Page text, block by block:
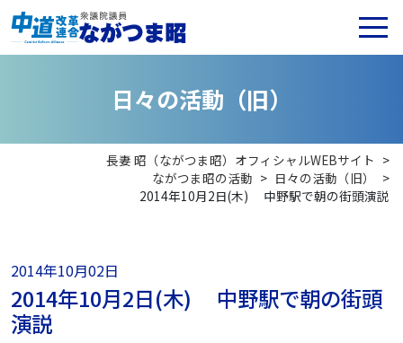
日々の活動 （旧）
長妻 昭（ながつま昭）オフィシャルWEBサイト >
ながつま昭の活動 > 日々の活動（旧）
>
2014年10月2日(木) 中野駅で朝の街頭演説
2014年10月02日
2014年10月2日(木) 中野駅で朝の街頭
演説